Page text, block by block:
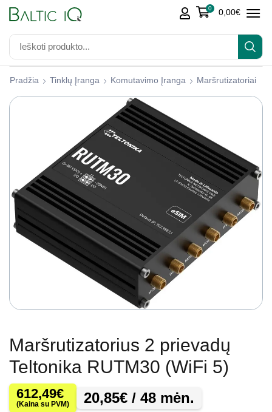
0 0,00€
Pradžia Tinklų Įranga Komutavimo Įranga Maršrutizatoriai
Maršrutizatorius 2 prievadų
Teltonika RUTM30 (WiFi 5)
612,49€
(Kaina su PVM) 20,85€ / 48 mėn.